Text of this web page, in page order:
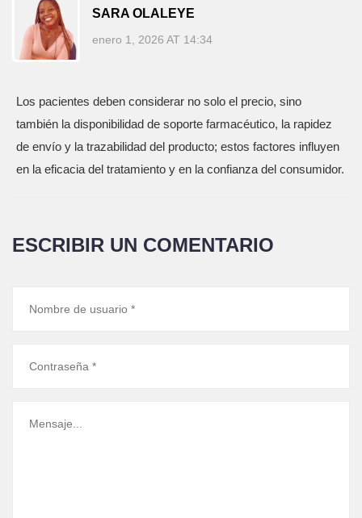
SARA OLALEYE
enero 1, 2026 AT 14:34
Los pacientes deben considerar no solo el precio, sino
también la disponibilidad de soporte farmacéutico, la rapidez
de envío y la trazabilidad del producto; estos factores influyen
en la eficacia del tratamiento y en la confianza del consumidor.
ESCRIBIR UN COMENTARIO